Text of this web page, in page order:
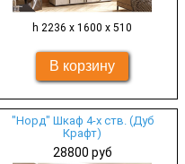
h 2236 х 1600 х 510
"Норд" Шкаф 4-х ств. (Дуб
Крафт)
28800 руб